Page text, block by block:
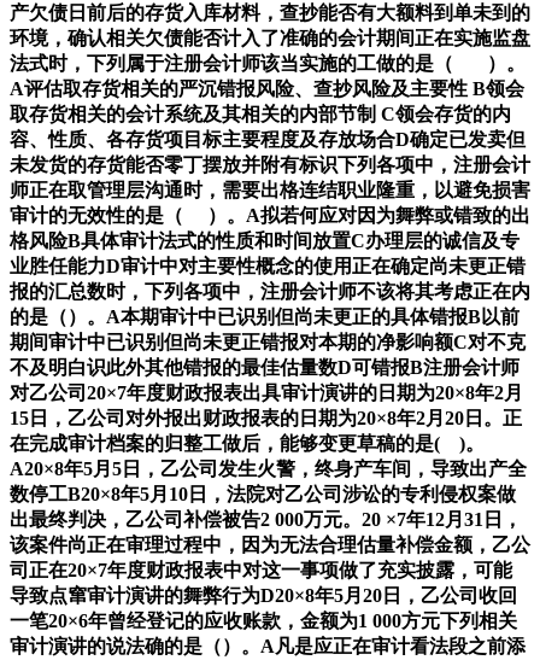
产欠债日前后的存货入库材料，查抄能否有大额料到单未到的
环境，确认相关欠债能否计入了准确的会计期间正在实施监盘
法式时，下列属于注册会计师该当实施的工做的是（ ）。
A评估取存货相关的严沉错报风险、查抄风险及主要性 B领会
取存货相关的会计系统及其相关的内部节制 C领会存货的内
容、性质、各存货项目标主要程度及存放场合D确定已发卖但
未发货的存货能否零丁摆放并附有标识下列各项中，注册会计
师正在取管理层沟通时，需要出格连结职业隆重，以避免损害
审计的无效性的是（ ）。A拟若何应对因为舞弊或错致的出
格风险B具体审计法式的性质和时间放置C办理层的诚信及专
业胜任能力D审计中对主要性概念的使用正在确定尚未更正错
报的汇总数时，下列各项中，注册会计师不该将其考虑正在内
的是（）。A本期审计中已识别但尚未更正的具体错报B以前
期间审计中已识别但尚未更正错报对本期的净影响额C对不克
不及明白识此外其他错报的最佳估量数D可错报B注册会计师
对乙公司20×7年度财政报表出具审计演讲的日期为20×8年2月
15日，乙公司对外报出财政报表的日期为20×8年2月20日。正
在完成审计档案的归整工做后，能够变更草稿的是( )。
A20×8年5月5日，乙公司发生火警，终身产车间，导致出产全
数停工B20×8年5月10日，法院对乙公司涉讼的专利侵权案做
出最终判决，乙公司补偿被告2 000万元。20 ×7年12月31日，
该案件尚正在审理过程中，因为无法合理估量补偿金额，乙公
司正在20×7年度财政报表中对这一事项做了充实披露，可能
导致点窜审计演讲的舞弊行为D20×8年5月20日，乙公司收回
一笔20×6年曾经登记的应收账款，金额为1 000方元下列相关
审计演讲的说法确的是（）。A凡是应正在审计看法段之前添